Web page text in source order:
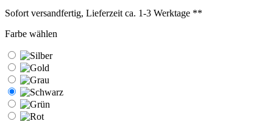
Sofort versandfertig, Lieferzeit ca. 1-3 Werktage **
Farbe wählen